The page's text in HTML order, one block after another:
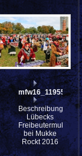
mfw16_119550ww
Beschreibung:
Lübecks
Freibeutermukke
bei Mukke
Rockt 2016